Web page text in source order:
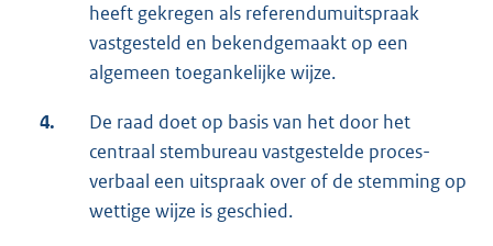
heeft gekregen als referendumuitspraak
vastgesteld en bekendgemaakt op een
algemeen toegankelijke wijze.
4.
De raad doet op basis van het door het
centraal stembureau vastgestelde proces-
verbaal een uitspraak over of de stemming op
wettige wijze is geschied.